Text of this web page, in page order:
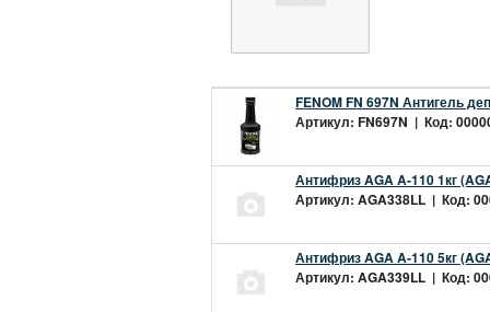
FENOM FN 697N Антигель
Артикул: FN697N | Код:
Антифриз AGA A-110 1кг
Артикул: AGA338LL | Код:
Антифриз AGA A-110 5кг
Артикул: AGA339LL | Код: